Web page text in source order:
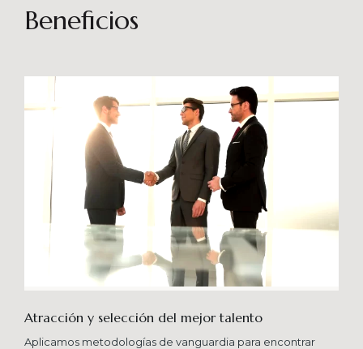
sostenibles en el tiempo. Brindando soporte
especializado en proyectos integrales que
potencien su crecimiento en los niveles
esperados combinando una serie de buenas
prácticas y diversas metodologías.
Beneficios
Atracción y selección del mejor talento
Aplicamos metodologías de vanguardia para encontrar